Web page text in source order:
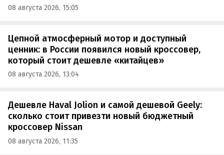
08 августа 2026, 15:05
Цепной атмосферный мотор и доступный
ценник: в России появился новый кроссовер,
который стоит дешевле «китайцев»
08 августа 2026, 13:04
Дешевле Haval Jolion и самой дешевой Geely:
сколько стоит привезти новый бюджетный
кроссовер Nissan
08 августа 2026, 11:35